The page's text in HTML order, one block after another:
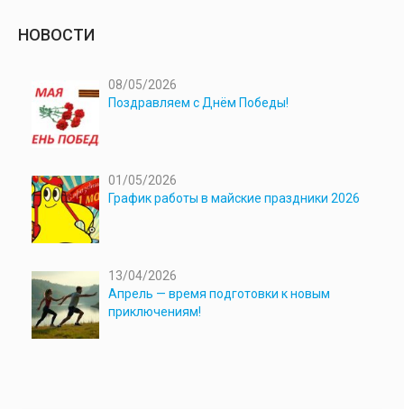
НОВОСТИ
08/05/2026
Поздравляем с Днём Победы!
01/05/2026
График работы в майские праздники 2026
13/04/2026
Апрель — время подготовки к новым
приключениям!